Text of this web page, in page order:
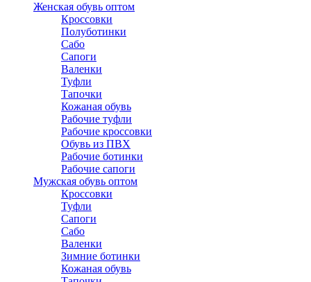
Женская обувь оптом
Кроссовки
Полуботинки
Сабо
Сапоги
Валенки
Туфли
Тапочки
Кожаная обувь
Рабочие туфли
Рабочие кроссовки
Обувь из ПВХ
Рабочие ботинки
Рабочие сапоги
Мужская обувь оптом
Кроссовки
Туфли
Сапоги
Сабо
Валенки
Зимние ботинки
Кожаная обувь